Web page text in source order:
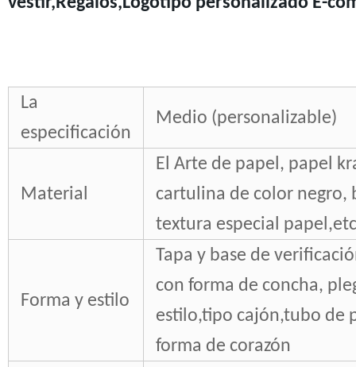
La
especificación
Medio (personalizable)
Material
El Arte de papel, papel
cartulina de color negro,
textura especial
Forma y estilo
Tapa y base de
con forma de concha,
estilo,tipo cajón,tubo de
forma de corazón